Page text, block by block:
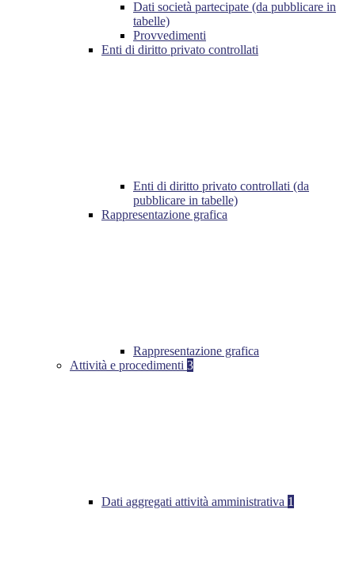
Dati società partecipate (da pubblicare in
tabelle)
Provvedimenti
Enti di diritto privato controllati
Enti di diritto privato controllati (da
pubblicare in tabelle)
Rappresentazione grafica
Rappresentazione grafica
Attività e procedimenti 3
Dati aggregati attività amministrativa 1